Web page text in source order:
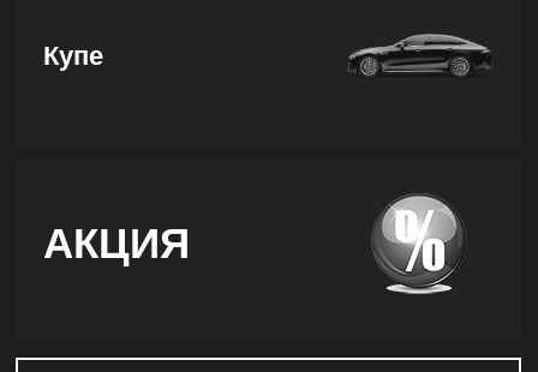
АКЦИЯ
Купе